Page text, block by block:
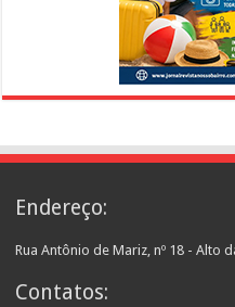
Endereço:
Rua Antônio de Mariz, nº 18 - Alto
Contatos: